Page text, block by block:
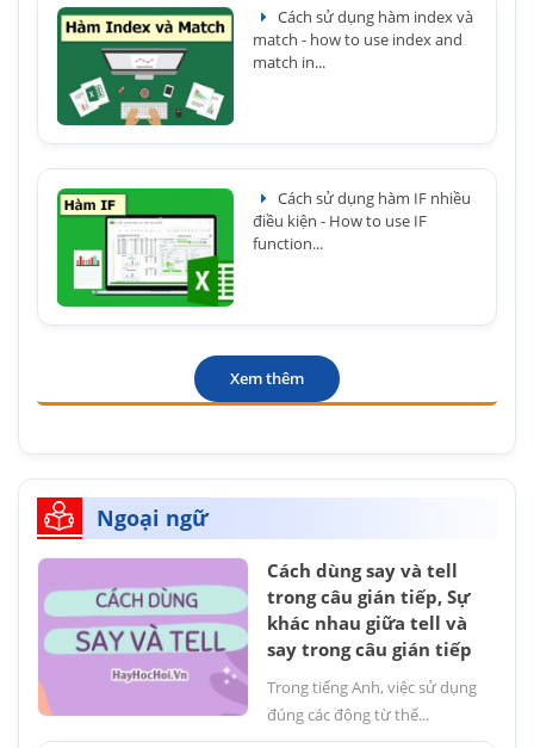
Cách sử dụng hàm index và
match - how to use index and
match in...
Cách sử dụng hàm IF nhiều
điều kiện - How to use IF
function...
Xem thêm
Ngoại ngữ
Cách dùng say và tell
trong câu gián tiếp, Sự
khác nhau giữa tell và
say trong câu gián tiếp
Trong tiếng Anh, việc sử dụng
đúng các động từ thể...